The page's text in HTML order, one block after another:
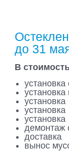
до 31
В
установка
демонтаж
доставка
вынос